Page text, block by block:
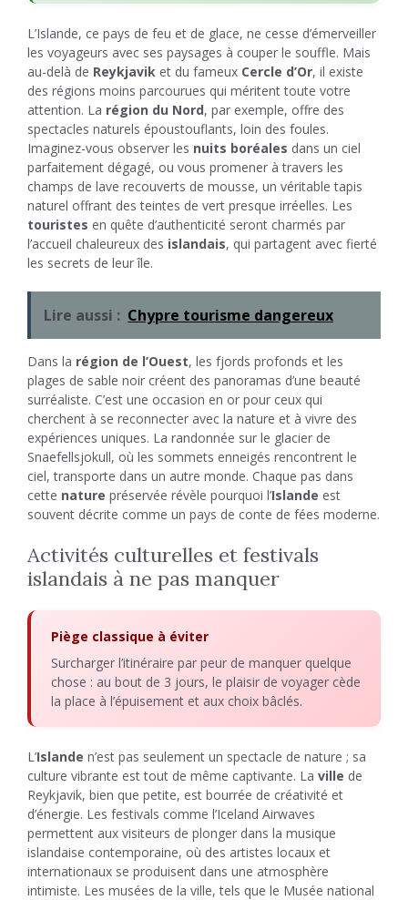
L’Islande, ce pays de feu et de glace, ne cesse d’émerveiller
les voyageurs avec ses paysages à couper le souffle. Mais
au-delà de Reykjavik et du fameux Cercle d’Or, il existe
des régions moins parcourues qui méritent toute votre
attention. La région du Nord, par exemple, offre des
spectacles naturels époustouflants, loin des foules.
Imaginez-vous observer les nuits boréales dans un ciel
parfaitement dégagé, ou vous promener à travers les
champs de lave recouverts de mousse, un véritable tapis
naturel offrant des teintes de vert presque irréelles. Les
touristes en quête d’authenticité seront charmés par
l’accueil chaleureux des islandais, qui partagent avec fierté
les secrets de leur île.
Lire aussi : Chypre tourisme dangereux
Dans la région de l’Ouest, les fjords profonds et les
plages de sable noir créent des panoramas d’une beauté
surréaliste. C’est une occasion en or pour ceux qui
cherchent à se reconnecter avec la nature et à vivre des
expériences uniques. La randonnée sur le glacier de
Snaefellsjokull, où les sommets enneigés rencontrent le
ciel, transporte dans un autre monde. Chaque pas dans
cette nature préservée révèle pourquoi l’Islande est
souvent décrite comme un pays de conte de fées moderne.
Activités culturelles et festivals
islandais à ne pas manquer
Piège classique à éviter
Surcharger l’itinéraire par peur de manquer quelque
chose : au bout de 3 jours, le plaisir de voyager cède
la place à l’épuisement et aux choix bâclés.
L’Islande n’est pas seulement un spectacle de nature ; sa
culture vibrante est tout de même captivante. La ville de
Reykjavik, bien que petite, est bourrée de créativité et
d’énergie. Les festivals comme l’Iceland Airwaves
permettent aux visiteurs de plonger dans la musique
islandaise contemporaine, où des artistes locaux et
internationaux se produisent dans une atmosphère
intimiste. Les musées de la ville, tels que le Musée national